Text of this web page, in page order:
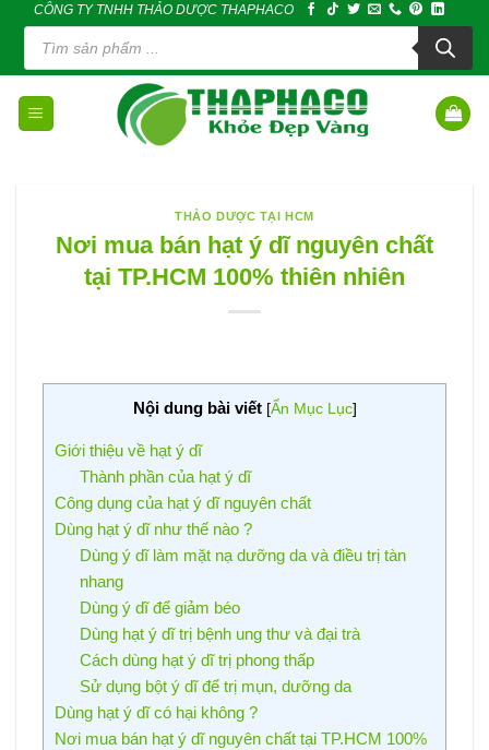
content
CÔNG TY TNHH THẢO DƯỢC THAPHACO
Tìm
kiếm
phẩm
THẢO DƯỢC TẠI HCM
Nơi mua bán hạt ý dĩ nguyên chất
tại TP.HCM 100% thiên nhiên
Nội dung bài viết [Ẩn Mục Lục]
Giới thiệu về hạt ý dĩ
Thành phần của hạt ý dĩ
Công dụng của hạt ý dĩ nguyên chất
Dùng hạt ý dĩ như thế nào ?
Dùng ý dĩ làm mặt nạ dưỡng da và điều trị tàn
nhang
Dùng ý dĩ để giảm béo
Dùng hạt ý dĩ trị bệnh ung thư và đại trà
Cách dùng hạt ý dĩ trị phong thấp
Sử dụng bột ý dĩ để trị mụn, dưỡng da
Dùng hạt ý dĩ có hại không ?
Nơi mua bán hạt ý dĩ nguyên chất tại TP.HCM 100%